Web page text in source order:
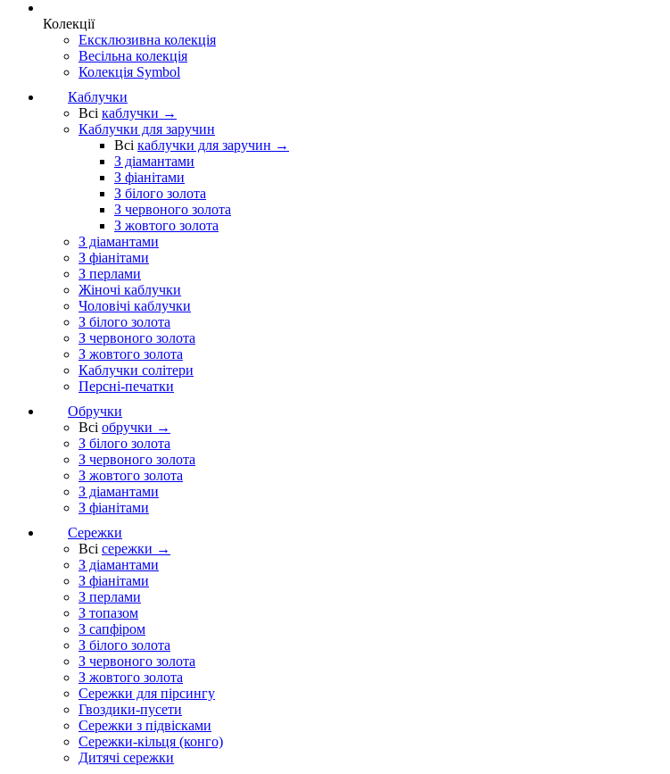
Колекції
Ексклюзивна колекція
Весільна колекція
Колекція Symbol
Каблучки
Всі каблучки →
Каблучки для заручин
Всі каблучки для заручин →
З діамантами
З фіанітами
З білого золота
З червоного золота
З жовтого золота
З діамантами
З фіанітами
З перлами
Жіночі каблучки
Чоловічі каблучки
З білого золота
З червоного золота
З жовтого золота
Каблучки солітери
Персні-печатки
Обручки
Всі обручки →
З білого золота
З червоного золота
З жовтого золота
З діамантами
З фіанітами
Сережки
Всі сережки →
З діамантами
З фіанітами
З перлами
З топазом
З сапфіром
З білого золота
З червоного золота
З жовтого золота
Сережки для пірсингу
Гвоздики-пусети
Сережки з підвісками
Сережки-кільця (конго)
Дитячі сережки